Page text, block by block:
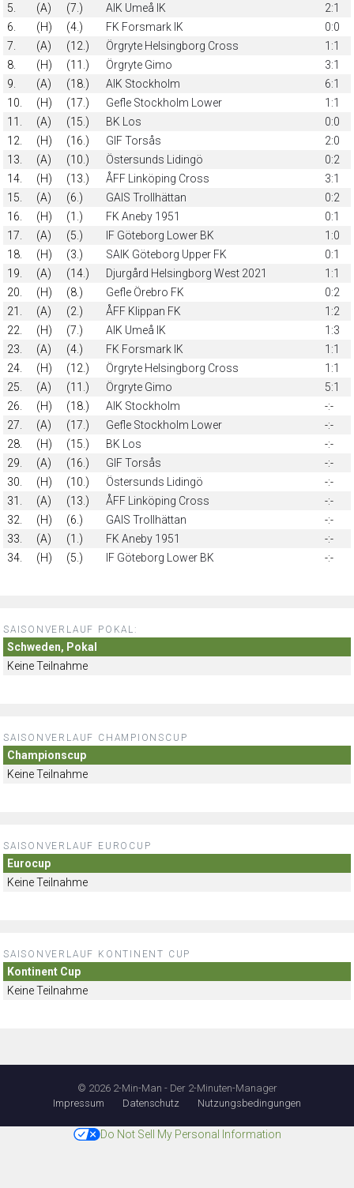
5.
(A) (7.) AIK Umeå IK
2:1
6.
(H) (4.) FK Forsmark IK
0:0
7.
(A) (12.) Örgryte Helsingborg Cross
1:1
8.
(H) (11.) Örgryte Gimo
3:1
9.
(A) (18.) AIK Stockholm
6:1
10.
(H) (17.) Gefle Stockholm Lower
1:1
11.
(A) (15.) BK Los
0:0
12.
(H) (16.) GIF Torsås
2:0
13.
(A) (10.) Östersunds Lidingö
0:2
14.
(H) (13.) ÅFF Linköping Cross
3:1
15.
(A) (6.) GAIS Trollhättan
0:2
16.
(H) (1.) FK Aneby 1951
0:1
17.
(A) (5.) IF Göteborg Lower BK
1:0
18.
(H) (3.) SAIK Göteborg Upper FK
0:1
19.
(A) (14.) Djurgård Helsingborg West 2021
1:1
20.
(H) (8.) Gefle Örebro FK
0:2
21.
(A) (2.) ÅFF Klippan FK
1:2
22.
(H) (7.) AIK Umeå IK
1:3
23.
(A) (4.) FK Forsmark IK
1:1
24.
(H) (12.) Örgryte Helsingborg Cross
1:1
25.
(A) (11.) Örgryte Gimo
5:1
26.
(H) (18.) AIK Stockholm
-:-
27.
(A) (17.) Gefle Stockholm Lower
-:-
28.
(H) (15.) BK Los
-:-
29.
(A) (16.) GIF Torsås
-:-
30.
(H) (10.) Östersunds Lidingö
-:-
31.
(A) (13.) ÅFF Linköping Cross
-:-
32.
(H) (6.) GAIS Trollhättan
-:-
33.
(A) (1.) FK Aneby 1951
-:-
34.
(H) (5.) IF Göteborg Lower BK -:-
SAISONVERLAUF POKAL:
Schweden, Pokal
Keine Teilnahme
SAISONVERLAUF CHAMPIONSCUP
Championscup
Keine Teilnahme
SAISONVERLAUF EUROCUP
Eurocup
Keine Teilnahme
SAISONVERLAUF KONTINENT CUP
Kontinent Cup
Keine Teilnahme
© 2026 2-Min-Man - Der 2-Minuten-Manager
Impressum
Datenschutz Nutzungsbedingungen
Do Not Sell My Personal Information